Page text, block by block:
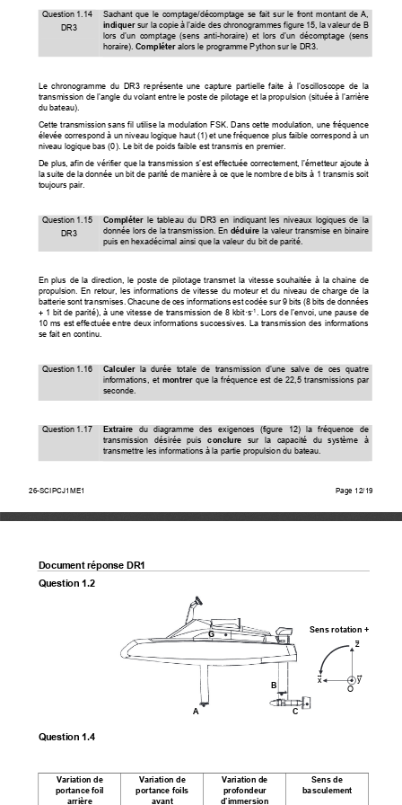
Question 1.14
DR3
Sachant  que  le  comptage/décomptage  se fait  sur  le  front  montant  de  A,
indiquer sur la copie à l’aide des chronogrammes figure 15, la valeur de B
lors  d’un  comptage  (sens  anti-horaire)  et  lors  d’un  décomptage  (sens
horaire). Compléter alors le programme Python sur le DR3.
Le  chronogramme  du  DR3  représente  une  capture  partielle  faite  à  l’oscilloscope  de  la
transmission de l’angle du volant entre le poste de pilotage et la propulsion (située à l’arrière
du bateau).
Cette transmission sans fil utilise la modulation FSK. Dans cette modulation, une fréquence
élevée correspond à un niveau logique haut (1) et une fréquence plus faible correspond à un
niveau logique bas (0). Le bit de poids faible est transmis en premier.
De plus, afin de vérifier que la transmission s’est effectuée correctement, l’émetteur ajoute à
la suite de la donnée un bit de parité de manière à ce que le nombre de bits à 1 transmis soit
toujours pair.
Question 1.15
DR3
Compléter le  tableau  du  DR3  en  indiquant  les  niveaux  logiques  de  la
donnée lors de la transmission. En déduire la valeur transmise en binaire
puis en hexadécimal ainsi que la valeur du bit de parité.
En  plus  de  la  direction,  le poste  de  pilotage  transmet  la  vitesse  souhaitée  à  la  chaine  de
propulsion.  En  retour,  les  informations  de  vitesse  du  moteur  et  du  niveau  de  charge  de  la
batterie sont transmises. Chacune de ces informations est codée sur 9 bits (8 bits de données
+ 1 bit de parité), à une vitesse de transmission de 8 kbit·s-1
. Lors de l’envoi, une pause de
10 ms est effectuée entre deux informations successives. La transmission des informations
se fait en continu.
Question 1.16 Calculer la  durée  totale  de  transmission  d’une  salve  de  ces  quatre
informations,
et montrer que la fréquence est de 22,5 transmissions par
seconde.
Question 1.17 Extraire
  du  diagramme  des  exigences  (figure  12)  la  fréquence  de
transmission   désirée   puis conclure
   sur   la   capacité   du   système   à
transmettre les informations à la partie propulsion du bateau.
26-SCIPCJ1ME1 Page 12/19
Document réponse DR1
Question 1.2
Question 1.4
Variation de
portance foil
arrière
Variation de
portance foils
avant
Variation de
profondeur
d’immersion
Sens de
basculement
G
B
A C
z
ሬ
x
ሬ
O
Sens rotation +
y
ሬ